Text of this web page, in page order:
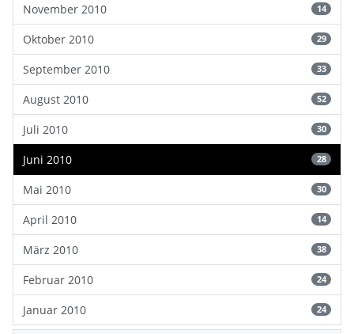
November 2010 14
Oktober 2010 29
September 2010 33
August 2010 52
Juli 2010 30
Juni 2010 28
Mai 2010 30
April 2010 14
März 2010 38
Februar 2010 24
Januar 2010 24